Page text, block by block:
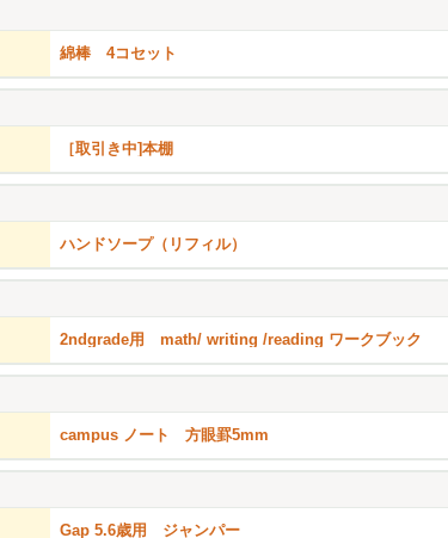
綿棒 4コセット
［取引き中]本棚
ハンドソープ（リフィル）
2ndgrade用 math/ writing /reading ワークブック
campus ノート 方眼罫5mm
Gap 5.6歳用 ジャンパー